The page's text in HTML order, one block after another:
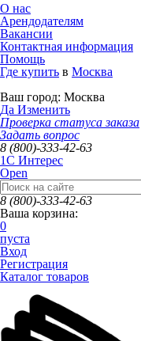
О нас
Арендодателям
Вакансии
Контактная информация
Помощь
Где купить в Москва
Ваш город: Москва
Да Изменить
Проверка статуса заказа
Задать вопрос
8 (800)-333-42-63
1C Интерес
Open
8 (800)-333-42-63
Ваша корзина:
0
пуста
Вход
Регистрация
Каталог товаров